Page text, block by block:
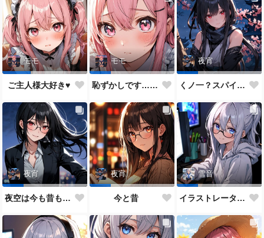
モモ
ご主人様大好き♥
モモ
恥ずかしです…ご主人様♥
夜宵
くノ一？スパイ？どっちがいいかな？
夜宵
夜空は今も昔も変わらないね♥
夜宵
今と昔
雪音
イラストレーター雪音ちゃん🎵